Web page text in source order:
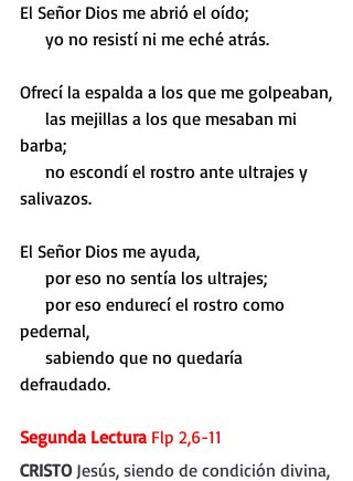
El Señor Dios me abrió el oído;
yo no resistí ni me eché atrás.
Ofrecí la espalda a los que me golpeaban,
las mejillas a los que mesaban mi
barba;
no escondí el rostro ante ultrajes y
salivazos.
El Señor Dios me ayuda,
por eso no sentía los ultrajes;
por eso endurecí el rostro como
pedernal,
sabiendo que no quedaría
defraudado.
Segunda Lectura Flp 2,6-11
CRISTO Jesús, siendo de condición divina,